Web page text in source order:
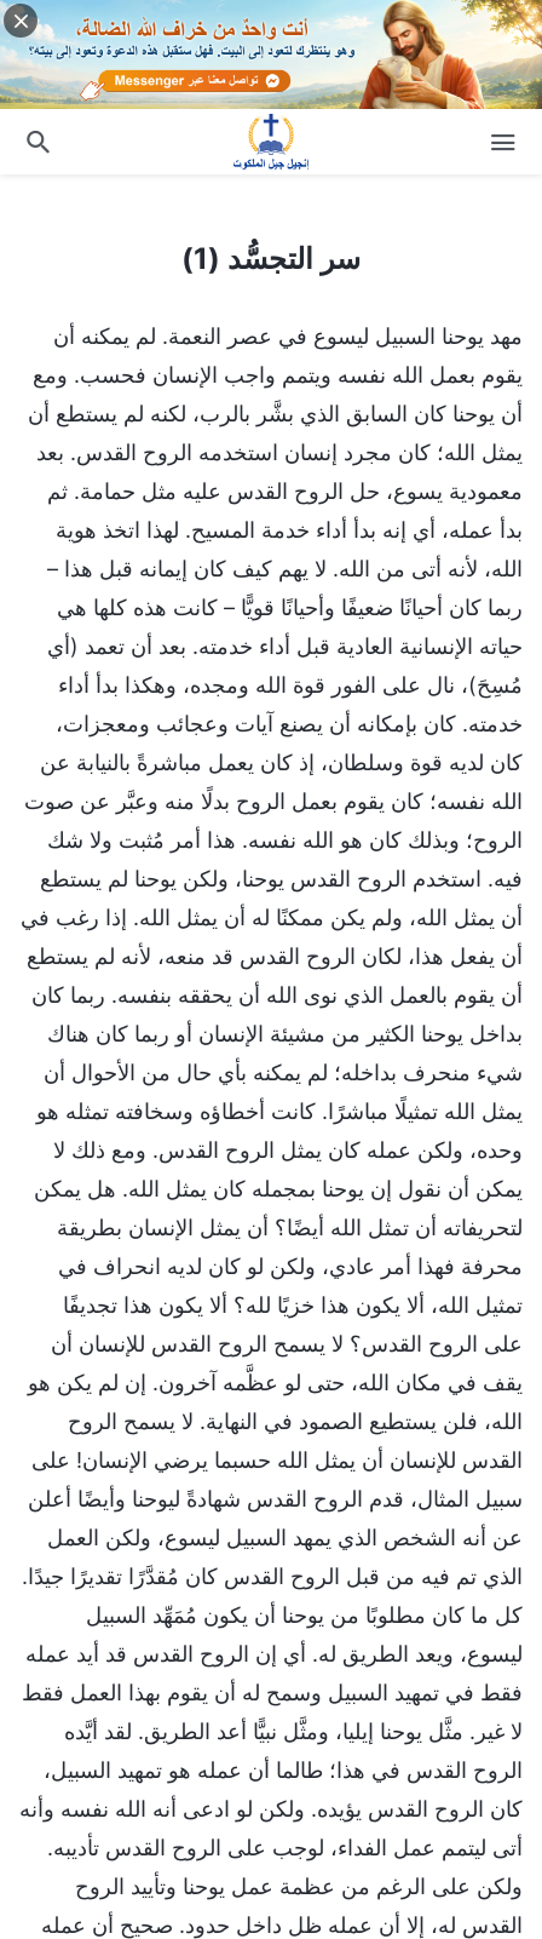
سر التجسُّد (1)
مهد يوحنا السبيل ليسوع في عصر النعمة. لم يمكنه أن
يقوم بعمل الله نفسه ويتمم واجب الإنسان فحسب. ومع
أن يوحنا كان السابق الذي بشَّر بالرب، لكنه لم يستطع أن
يمثل الله؛ كان مجرد إنسان استخدمه الروح القدس. بعد
معمودية يسوع، حل الروح القدس عليه مثل حمامة. ثم
بدأ عمله، أي إنه بدأ أداء خدمة المسيح. لهذا اتخذ هوية
الله، لأنه أتى من الله. لا يهم كيف كان إيمانه قبل هذا –
ربما كان أحيانًا ضعيفًا وأحيانًا قويًّا – كانت هذه كلها هي
حياته الإنسانية العادية قبل أداء خدمته. بعد أن تعمد (أي
مُسِحَ)، نال على الفور قوة الله ومجده، وهكذا بدأ أداء
خدمته. كان بإمكانه أن يصنع آيات وعجائب ومعجزات،
كان لديه قوة وسلطان، إذ كان يعمل مباشرةً بالنيابة عن
الله نفسه؛ كان يقوم بعمل الروح بدلًا منه وعبَّر عن صوت
الروح؛ وبذلك كان هو الله نفسه. هذا أمر مُثبت ولا شك
فيه. استخدم الروح القدس يوحنا، ولكن يوحنا لم يستطع
أن يمثل الله، ولم يكن ممكنًا له أن يمثل الله. إذا رغب في
أن يفعل هذا، لكان الروح القدس قد منعه، لأنه لم يستطع
أن يقوم بالعمل الذي نوى الله أن يحققه بنفسه. ربما كان
بداخل يوحنا الكثير من مشيئة الإنسان أو ربما كان هناك
شيء منحرف بداخله؛ لم يمكنه بأي حال من الأحوال أن
يمثل الله تمثيلًا مباشرًا. كانت أخطاؤه وسخافته تمثله هو
وحده، ولكن عمله كان يمثل الروح القدس. ومع ذلك لا
يمكن أن نقول إن يوحنا بمجمله كان يمثل الله. هل يمكن
لتحريفاته أن تمثل الله أيضًا؟ أن يمثل الإنسان بطريقة
محرفة فهذا أمر عادي، ولكن لو كان لديه انحراف في
تمثيل الله، ألا يكون هذا خزيًا لله؟ ألا يكون هذا تجديفًا
على الروح القدس؟ لا يسمح الروح القدس للإنسان أن
يقف في مكان الله، حتى لو عظَّمه آخرون. إن لم يكن هو
الله، فلن يستطيع الصمود في النهاية. لا يسمح الروح
القدس للإنسان أن يمثل الله حسبما يرضي الإنسان! على
سبيل المثال، قدم الروح القدس شهادةً ليوحنا وأيضًا أعلن
عن أنه الشخص الذي يمهد السبيل ليسوع، ولكن العمل
الذي تم فيه من قبل الروح القدس كان مُقدَّرًا تقديرًا جيدًا.
كل ما كان مطلوبًا من يوحنا أن يكون مُمَهِّد السبيل
ليسوع، ويعد الطريق له. أي إن الروح القدس قد أيد عمله
فقط في تمهيد السبيل وسمح له أن يقوم بهذا العمل فقط
لا غير. مثَّل يوحنا إيليا، ومثَّل نبيًّا أعد الطريق. لقد أيَّده
الروح القدس في هذا؛ طالما أن عمله هو تمهيد السبيل،
كان الروح القدس يؤيده. ولكن لو ادعى أنه الله نفسه وأنه
أتى ليتمم عمل الفداء، لوجب على الروح القدس تأديبه.
ولكن على الرغم من عظمة عمل يوحنا وتأييد الروح
القدس له، إلا أن عمله ظل داخل حدود. صحيح أن عمله